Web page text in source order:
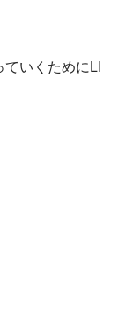
いくためにLI